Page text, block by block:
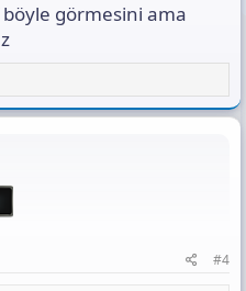
böyle görmesini ama
#4